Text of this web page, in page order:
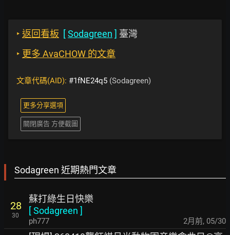
‣ 返回看板 [Sodagreen ] 臺灣
‣ 更多 AvaCHOW 的文章
文章代碼(AID): #1fNE24q5 (Sodagreen)
更多分享選項
關閉廣告 方便截圖
Sodagreen 近期熱門文章
28
30
蘇打綠生日快樂
[Sodagreen ]
ph777 2月前, 05/30